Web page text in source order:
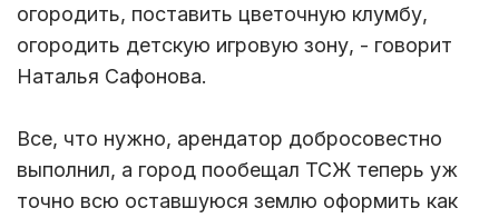
огородить, поставить цветочную клумбу,
огородить детскую игровую зону, - говорит
Наталья Сафонова.
Все, что нужно, арендатор добросовестно
выполнил, а город пообещал ТСЖ теперь уж
точно всю оставшуюся землю оформить как